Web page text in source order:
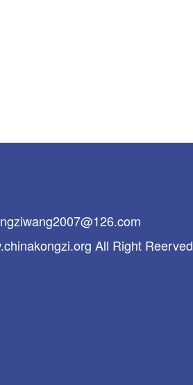
All Right Reerved